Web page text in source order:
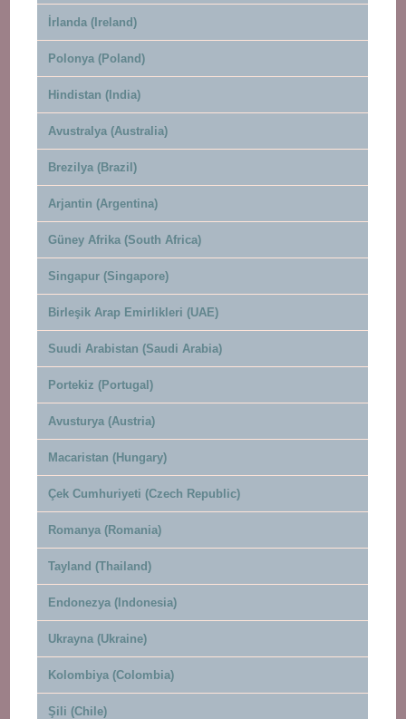
İrlanda (Ireland)
Polonya (Poland)
Hindistan (India)
Avustralya (Australia)
Brezilya (Brazil)
Arjantin (Argentina)
Güney Afrika (South Africa)
Singapur (Singapore)
Birleşik Arap Emirlikleri (UAE)
Suudi Arabistan (Saudi Arabia)
Portekiz (Portugal)
Avusturya (Austria)
Macaristan (Hungary)
Çek Cumhuriyeti (Czech Republic)
Romanya (Romania)
Tayland (Thailand)
Endonezya (Indonesia)
Ukrayna (Ukraine)
Kolombiya (Colombia)
Şili (Chile)